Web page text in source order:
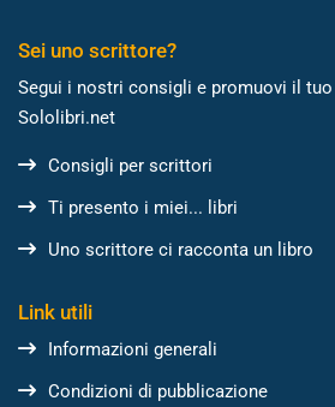
Sei uno scrittore?
Segui i nostri consigli e promuovi il
Sololibri.net
Consigli per scrittori
Ti presento i miei... libri
Uno scrittore ci racconta un libro
Link utili
Informazioni generali
Condizioni di pubblicazione